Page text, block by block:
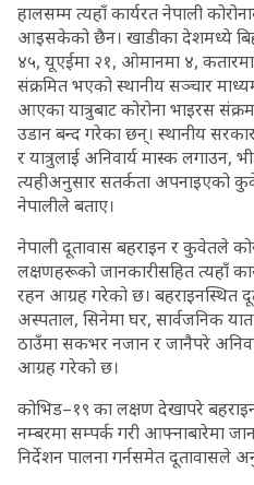
हालसम्म त्यहाँ कार्यरत नेपाली
आइसकेको छैन। खाडीका देशमध्ये
४५, यूएईमा २१, ओमानमा ४,
संक्रमित भएको स्थानीय सञ्चार
आएका यात्रुबाट कोरोना भाइरस
उडान बन्द गरेका छन्। स्थानीय
र यात्रुलाई अनिवार्य मास्क लगाउन,
त्यहीअनुसार सतर्कता अपनाइएको
नेपालीले बताए।
नेपाली दूतावास बहराइन र कुवेतले
लक्षणहरूको जानकारीसहित त्यहाँ
रहन आग्रह गरेको छ। बहराइनस्थित
अस्पताल, सिनेमा घर, सार्वजनिक
ठाउँमा सकभर नजान र जानैपरे
आग्रह गरेको छ।
कोभिड–१९ का लक्षण देखापरे बहराइन
नम्बरमा सम्पर्क गरी आफ्नाबारेमा
निर्देशन पालना गर्नसमेत दूतावासले